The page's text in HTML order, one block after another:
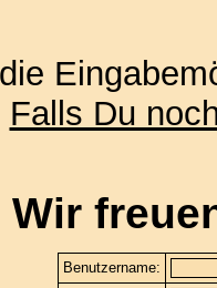
Falls Du
Wir
Benutzername: